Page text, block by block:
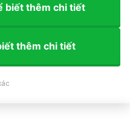
biết thêm chi tiết
thêm chi tiết